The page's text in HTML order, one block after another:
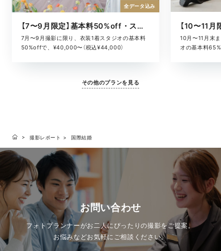
【7〜9月限定】基本料50%off・スタジオキャンペーン
7月〜9月撮影に限り、衣装1着スタジオの基本料
50%offで、¥40,000〜（税込¥44,000）
全データ込み
10月〜11月末
オの基本料
その他のプランを見る
撮影レポート 国際結婚
お問い合わせ
フォトプランナーがお二人にぴったりの撮影をご提案。
お悩みなどお気軽にご相談ください。